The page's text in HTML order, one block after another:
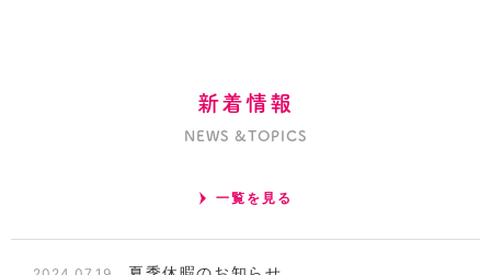
新着情報
NEWS &TOPICS
一覧を見る